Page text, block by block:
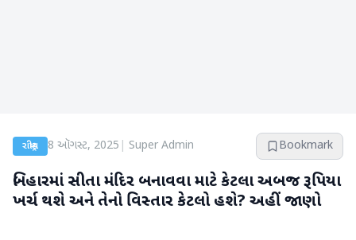
રાષ્ટ્રીય 8 ઑગસ્ટ, 2025 Super Admin Bookmark
બિહારમાં સીતા મંદિર બનાવવા માટે કેટલા અબજ રૂપિયા
ખર્ચ થશે અને તેનો વિસ્તાર કેટલો હશે? અહીં જાણો